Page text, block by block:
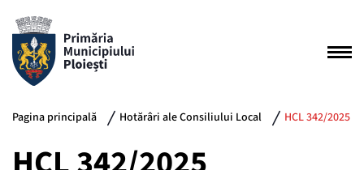
Pagina principală Hotărâri ale Consiliului Local HCL 342/2025